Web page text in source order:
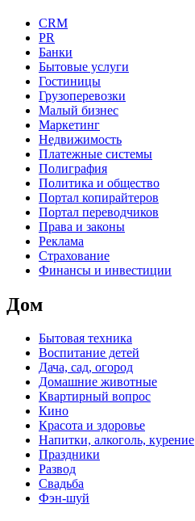
CRM
PR
Банки
Бытовые услуги
Гостиницы
Грузоперевозки
Малый бизнес
Маркетинг
Недвижимость
Платежные системы
Полиграфия
Политика и общество
Портал копирайтеров
Портал переводчиков
Права и законы
Реклама
Страхование
Финансы и инвестиции
Дом
Бытовая техника
Воспитание детей
Дача, сад, огород
Домашние животные
Квартирный вопрос
Кино
Красота и здоровье
Напитки, алкоголь, курение
Праздники
Развод
Свадьба
Фэн-шуй